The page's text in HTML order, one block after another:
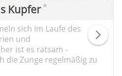
Kupfer*
sich im Laufe des
und
ist es ratsam -
die Zunge regelmäßig zu